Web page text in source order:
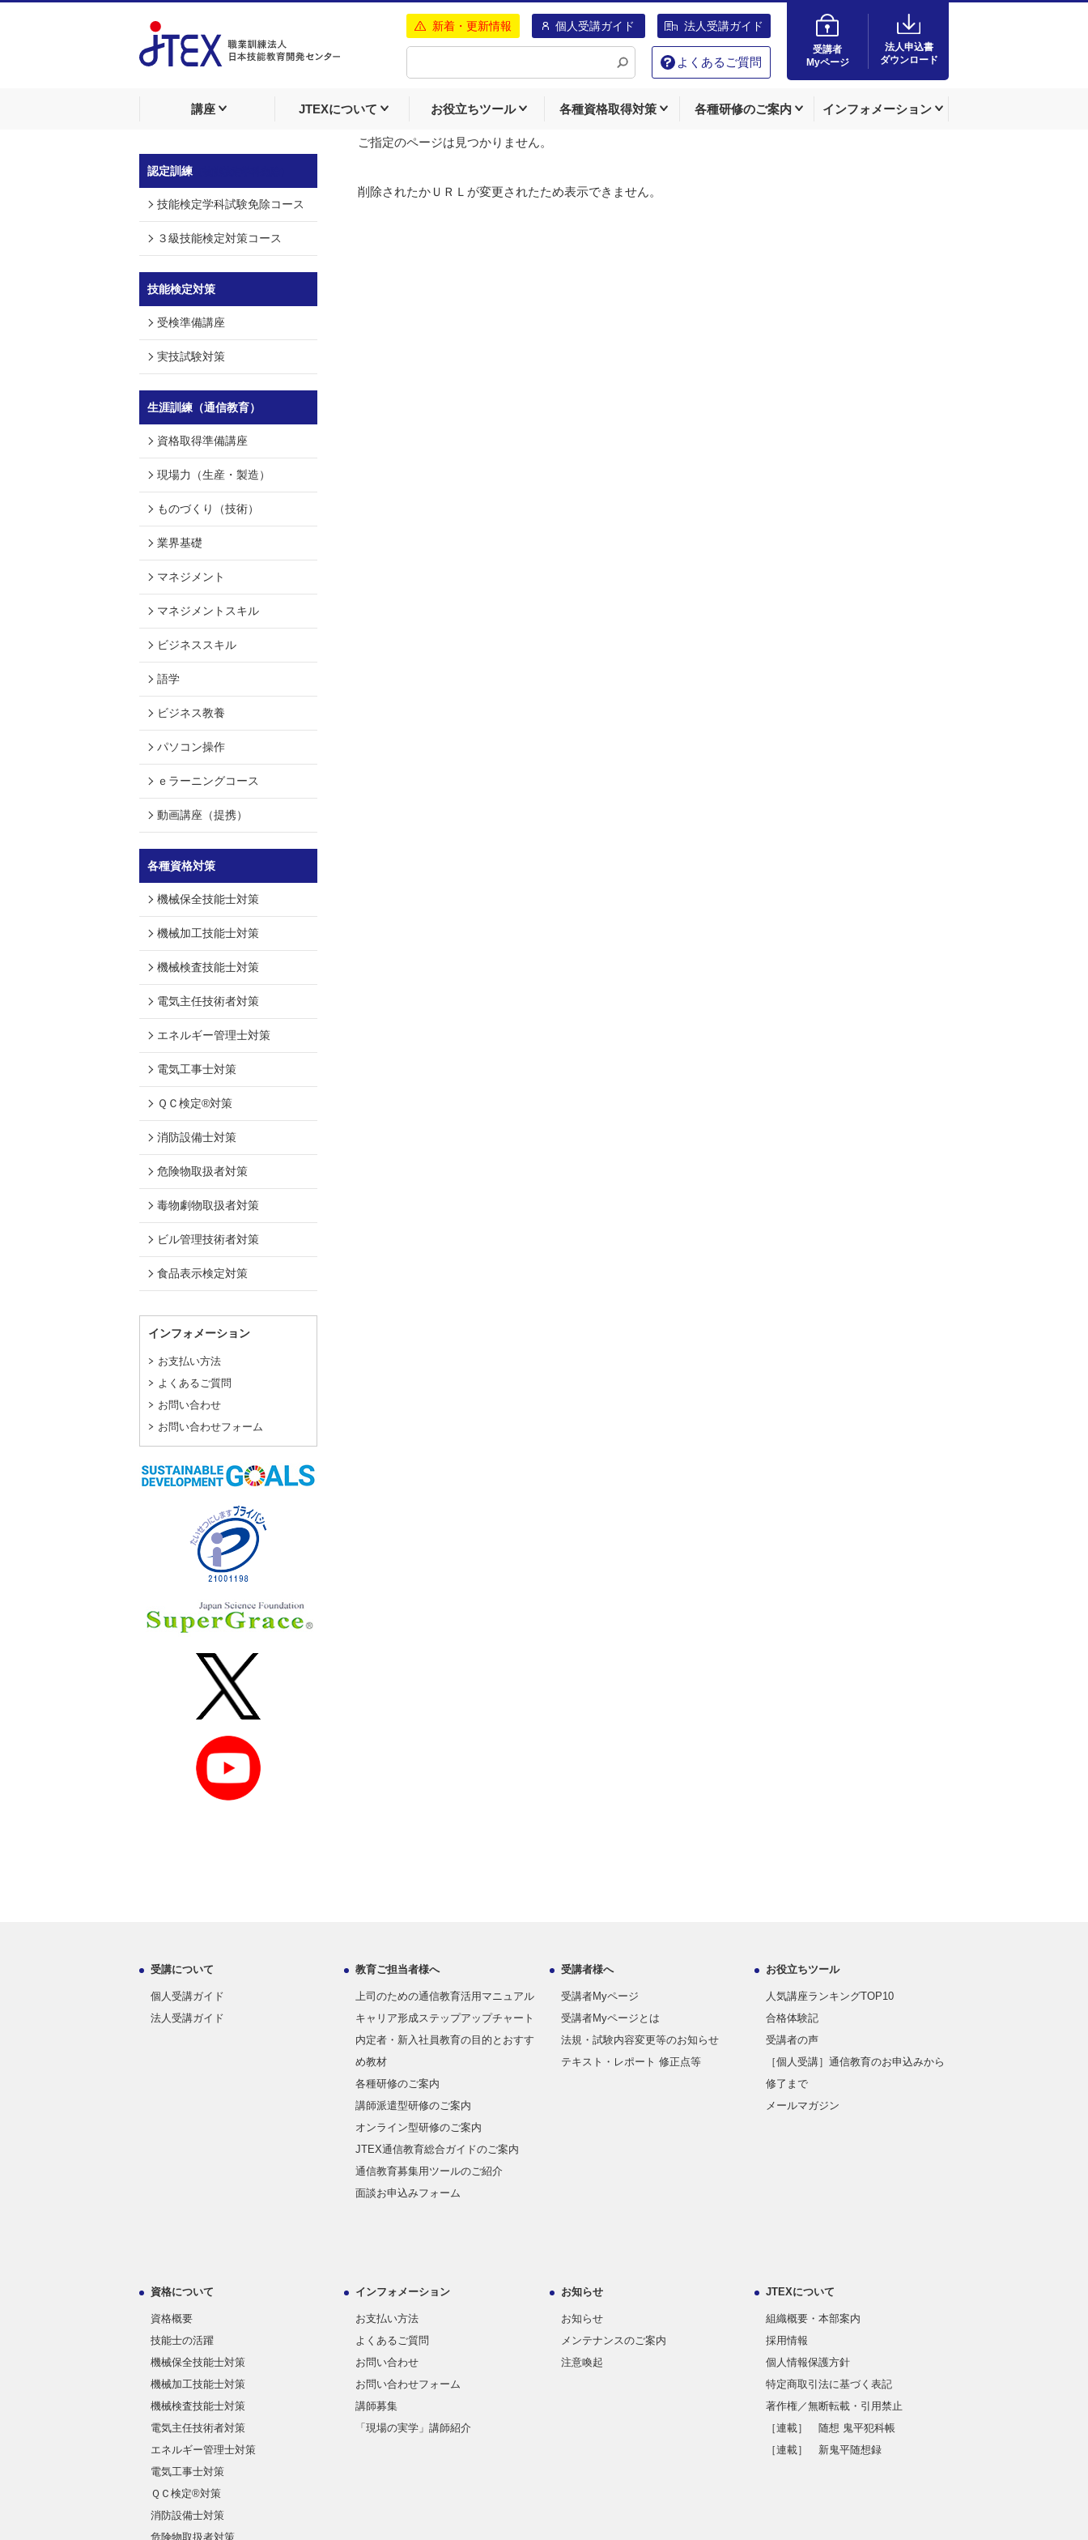
新着・更新情報 個人受講ガイド 法人受講ガイド
よくあるご質問
受講者
Myページ
法人申込書
ダウンロード
講座 JTEXについて お役立ちツール 各種資格取得対策 各種研修のご案内 インフォメーション
ご指定のページは見つかりません。
削除されたかＵＲＬが変更されたため表示できません。
認定訓練
技能検定学科試験免除コース
３級技能検定対策コース
技能検定対策
受検準備講座
実技試験対策
生涯訓練（通信教育）
資格取得準備講座
現場力（生産・製造）
ものづくり（技術）
業界基礎
マネジメント
マネジメントスキル
ビジネススキル
語学
ビジネス教養
パソコン操作
ｅラーニングコース
動画講座（提携）
各種資格対策
機械保全技能士対策
機械加工技能士対策
機械検査技能士対策
電気主任技術者対策
エネルギー管理士対策
電気工事士対策
ＱＣ検定®対策
消防設備士対策
危険物取扱者対策
毒物劇物取扱者対策
ビル管理技術者対策
食品表示検定対策
インフォメーション
お支払い方法
よくあるご質問
お問い合わせ
お問い合わせフォーム
受講について
個人受講ガイド
法人受講ガイド
教育ご担当者様へ
上司のための通信教育活用マニュアル
キャリア形成ステップアップチャート
内定者・新入社員教育の目的とおすす
め教材
各種研修のご案内
講師派遣型研修のご案内
オンライン型研修のご案内
JTEX通信教育総合ガイドのご案内
通信教育募集用ツールのご紹介
面談お申込みフォーム
受講者様へ
受講者Myページ
受講者Myページとは
法規・試験内容変更等のお知らせ
テキスト・レポート 修正点等
お役立ちツール
人気講座ランキングTOP10
合格体験記
受講者の声
［個人受講］通信教育のお申込みから
修了まで
メールマガジン
資格について
資格概要
技能士の活躍
機械保全技能士対策
機械加工技能士対策
機械検査技能士対策
電気主任技術者対策
エネルギー管理士対策
電気工事士対策
ＱＣ検定®対策
消防設備士対策
危険物取扱者対策
インフォメーション
お支払い方法
よくあるご質問
お問い合わせ
お問い合わせフォーム
講師募集
「現場の実学」講師紹介
お知らせ
お知らせ
メンテナンスのご案内
注意喚起
JTEXについて
組織概要・本部案内
採用情報
個人情報保護方針
特定商取引法に基づく表記
著作権／無断転載・引用禁止
［連載］ 随想 鬼平犯科帳
［連載］ 新鬼平随想録